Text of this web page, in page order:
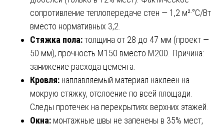
сопротивление теплопередаче стен — 1,2 м²·°С/Вт
вместо нормативных 3,2.
Стяжка пола:толщина от 28 до 47 мм (проект —
50 мм), прочность М150 вместо М200. Причина:
занижение расхода цемента.
Кровля: наплавляемый материал наклеен на
мокрую стяжку, отслоение по всей площади.
Следы протечек на перекрытиях верхних этажей.
Окна: монтажные швы не запенены в 35% мест,